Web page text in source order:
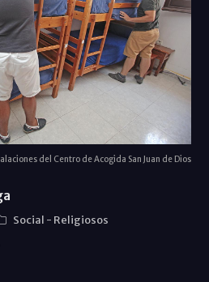
del Centro de Acogida San Juan de Dios
Social - Religiosos